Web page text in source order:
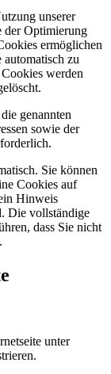
unserer
der Optimierung
ermöglichen
automatisch zu
werden
genannten
sowie der
Sie können
Cookies auf
Hinweis
Die vollständige
dass Sie nicht
unter